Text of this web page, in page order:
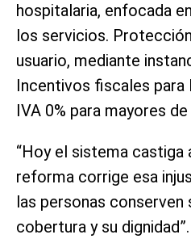
hospitalaria, enfocada
los servicios.
usuario, mediante
Incentivos fiscales
IVA 0% para mayores
“Hoy el sistema castiga
reforma corrige esa
las personas conserven
cobertura y su dignidad”.